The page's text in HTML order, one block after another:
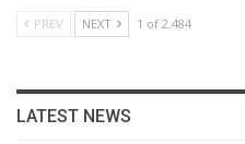
PREV NEXT 1 of 2.484
LATEST NEWS